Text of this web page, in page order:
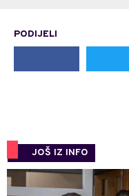
PODIJELI
JOŠ IZ INFO